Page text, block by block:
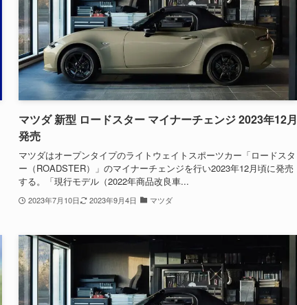
マツダ 新型 ロードスター マイナーチェンジ 2023年12月
発売
マツダはオープンタイプのライトウェイトスポーツカー「ロードスタ
ー（ROADSTER）」のマイナーチェンジを行い2023年12月頃に発売
する。「現行モデル（2022年商品改良車...
2023年7月10日 2023年9月4日 マツダ